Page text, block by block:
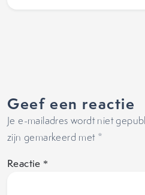
Geef een reactie
Je e-mailadres wordt niet
zijn gemarkeerd met *
Reactie *